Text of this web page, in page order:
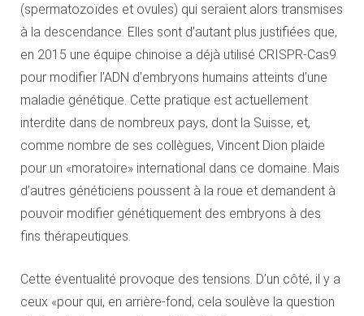
(spermatozoïdes et ovules) qui seraient alors transmises
à la descendance. Elles sont d’autant plus justifiées que,
en 2015 une équipe chinoise a déjà utilisé CRISPR-Cas9
pour modifier l’ADN d’embryons humains atteints d’une
maladie génétique. Cette pratique est actuellement
interdite dans de nombreux pays, dont la Suisse, et,
comme nombre de ses collègues, Vincent Dion plaide
pour un «moratoire» international dans ce domaine. Mais
d’autres généticiens poussent à la roue et demandent à
pouvoir modifier génétiquement des embryons à des
fins thérapeutiques.
Cette éventualité provoque des tensions. D’un côté, il y a
ceux «pour qui, en arrière-fond, cela soulève la question